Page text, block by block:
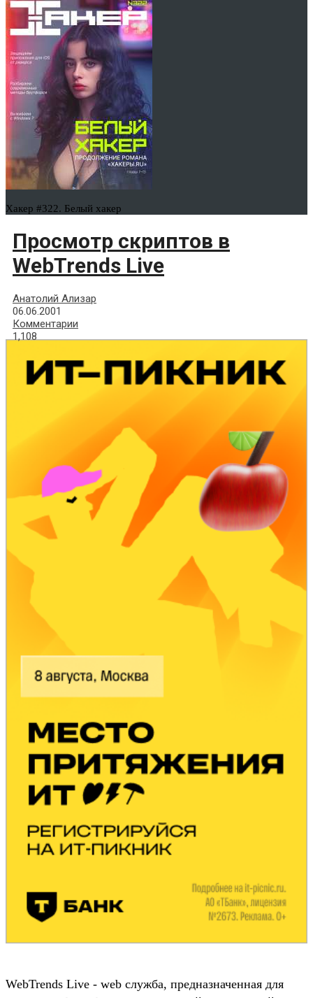
Хакер #322. Белый хакер
Просмотр скриптов в
WebTrends Live
Анатолий Ализар
06.06.2001
Комментарии
1,108
WebTrends Live - web служба, предназначенная для